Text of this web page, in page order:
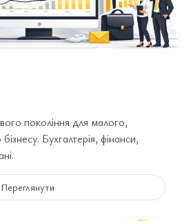
покоління для малого,
Бухгалтерія, фінанси,
Переглянути